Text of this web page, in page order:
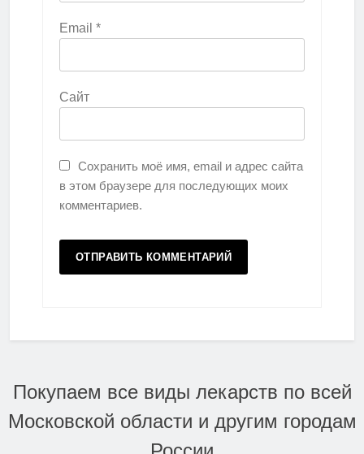
Email *
Сайт
Сохранить моё имя, email и адрес сайта
в этом браузере для последующих моих
комментариев.
Покупаем все виды лекарств по всей
Московской области и другим городам